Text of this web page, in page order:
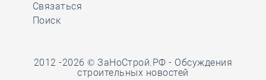
Связаться
Поиск
2012 -2026 © ЗаНоСтрой.РФ - Обсуждения
строительных новостей